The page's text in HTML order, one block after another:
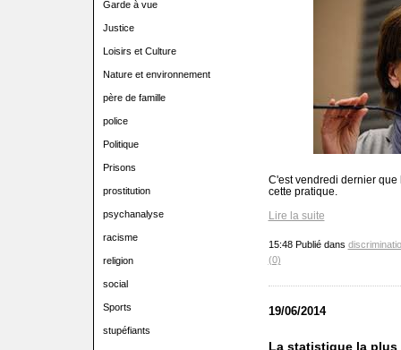
Garde à vue
Justice
Loisirs et Culture
Nature et environnement
père de famille
police
Politique
Prisons
prostitution
psychanalyse
racisme
religion
social
Sports
stupéfiants
C'est vendredi dernier
cette pratique.
Lire la suite
15:48 Publié dans
(0)
19/06/2014
La statistique la plus